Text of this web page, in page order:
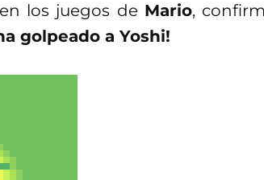
los juegos de Mario,
golpeado a Yoshi!